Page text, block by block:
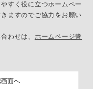
すく役に立つホームペー
ますのでご協力をお願い
わせは、 ホームページ管